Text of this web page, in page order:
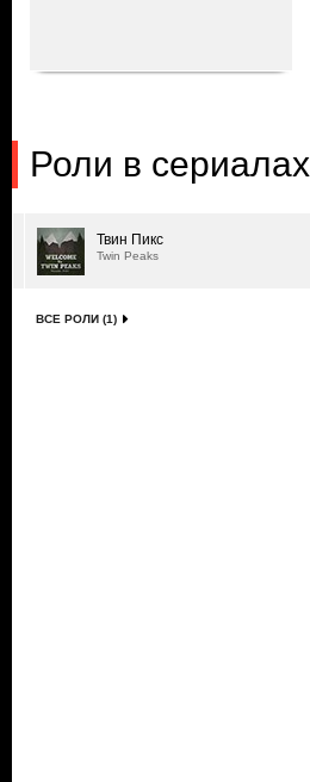
Роли в сериалах
Твин Пикс
Twin Peaks
ВСЕ РОЛИ (1)